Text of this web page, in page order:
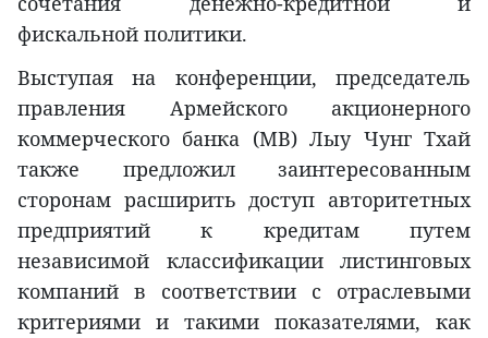
фискальной политики.
Выступая на конференции, председатель
правления Армейского акционерного
коммерческого банка (MB) Лыу Чунг Тхай
также предложил заинтересованным
сторонам расширить доступ авторитетных
предприятий к кредитам путем
независимой классификации листинговых
компаний в соответствии с отраслевыми
критериями и такими показателями, как